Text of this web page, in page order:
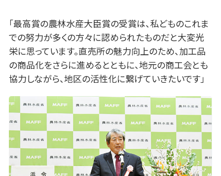
「最高賞の農林水産大臣賞の受賞は、私どものこれま
での努力が多くの方々に認められたものだと大変光
栄に思っています。直売所の魅力向上のため、加工品
の商品化をさらに進めるとともに、地元の商工会とも
協力しながら、地区の活性化に繋げていきたいです」